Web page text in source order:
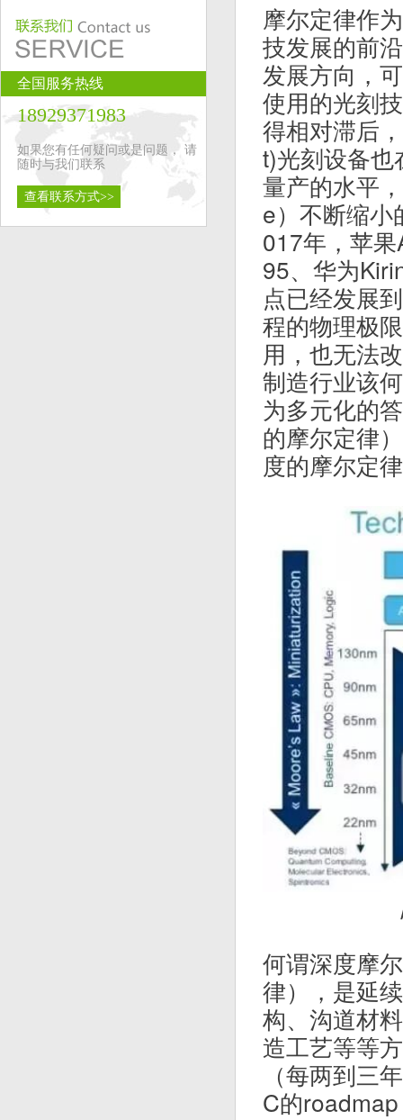
全国服务热线
18929371983
如果您有任何疑问或是问题， 请
随时与我们联系
查看联系方式>>
摩尔定律作
技发展的前
发展方向，
使用的光刻
得相对滞后
t)光刻设备也
量产的水平
e）不断缩小
017年，苹
95、华为
点已经发展
程的物理极
用，也无法
制造行业该
为多元化的
的摩尔定律
度的摩尔定
何谓深度摩
律），是延
构、沟道材
造工艺等等
（每两到三
C的